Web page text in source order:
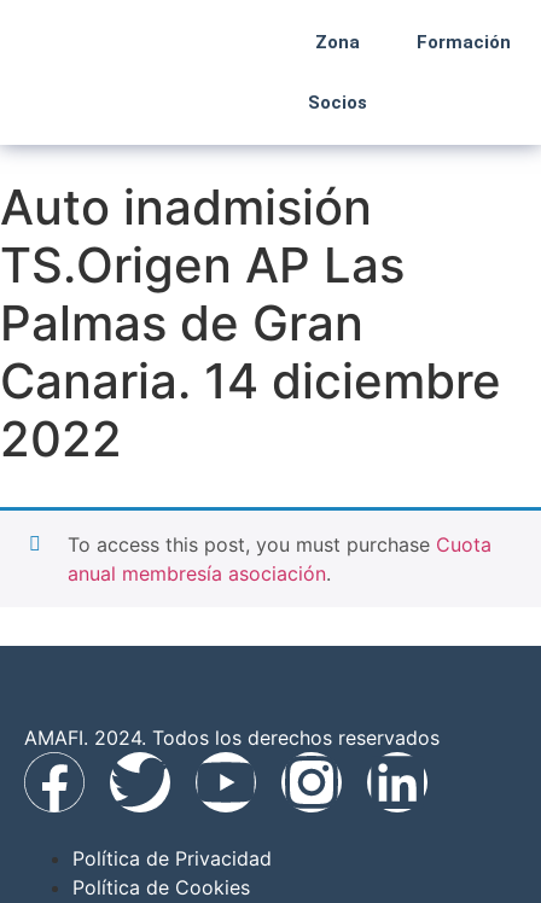
Zona
Socios
Formación
Auto inadmisión
TS.Origen AP Las
Palmas de Gran
Canaria. 14 diciembre
2022
To access this post, you must purchase Cuota
anual membresía asociación.
AMAFI. 2024. Todos los derechos reservados
Política de Privacidad
Política de Cookies